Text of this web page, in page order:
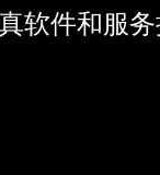
软件和服